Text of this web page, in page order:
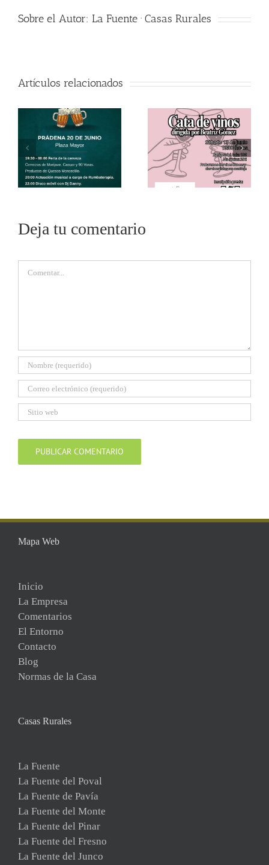
Sobre el Autor: La Fuente · Casas Rurales
Artículos relacionados
Deja tu comentario
Comentar
Mapa Web
Inicio
La Empresa
Comentarios
El Entorno
Contacto
Blog
Normas de la Casa
Casas Rurales
La Fuente
La Fuente del Poval
La Fuente de Pavía
La Fuente del Monte
La Fuente del Pinar
La Fuente del Fresno
La Fuente del Junco